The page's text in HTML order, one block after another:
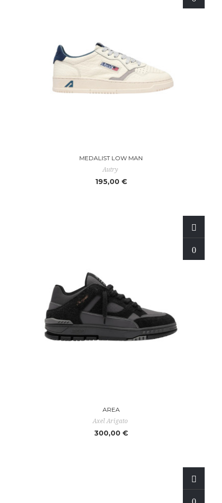
MEDALIST LOW MAN
Autry
195,00 €
AREA
Axel Arigato
300,00 €